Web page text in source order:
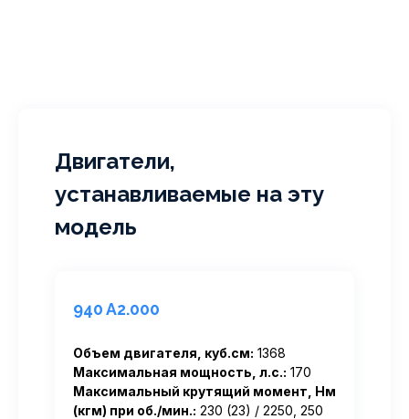
Двигатели,
устанавливаемые на эту
модель
940 A2.000
Объем двигателя, куб.см: 1368
Максимальная мощность, л.с.: 170
Максимальный крутящий момент, Нм
(кгм) при об./мин.: 230 (23) / 2250, 250